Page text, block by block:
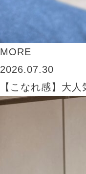
MORE
2026.07.30
【こなれ感】大